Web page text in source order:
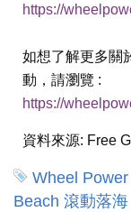
https://
如想了解更多關
動，請瀏覽 :
https://
資料來源: Free
Wheel
Beach 滾動落